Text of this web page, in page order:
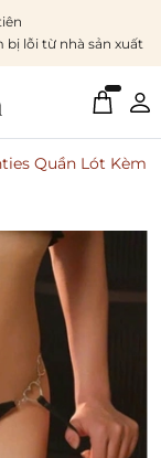
bị lỗi từ nhà sản xuất
Quần Lót Kèm